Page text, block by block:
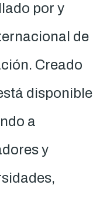
por y
de
Creado
disponible
a
y